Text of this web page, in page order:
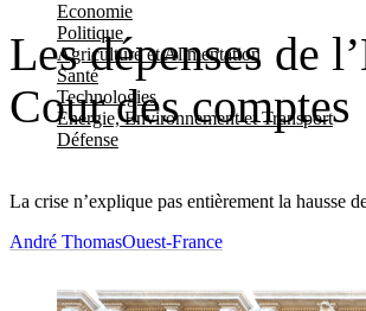
Economie
Politique
Agriculture et Alimentation
Santé
Technologies
Energie, Environnement et Transport
Défense
Les dépenses de
Cour des comptes
La crise n’explique pas entièrement la hausse
André ThomasOuest-France